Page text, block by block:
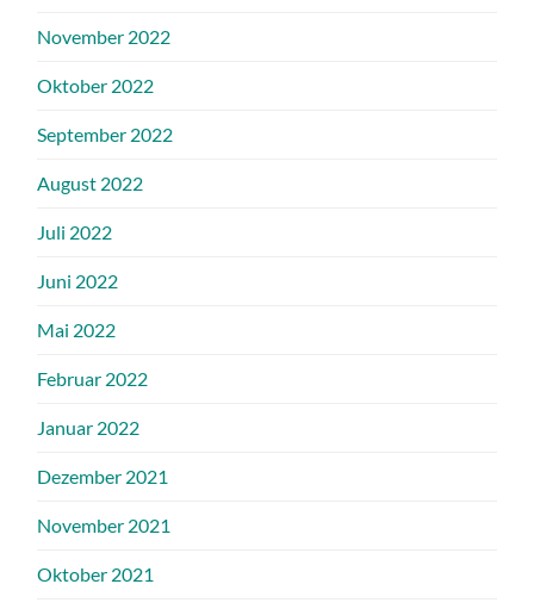
November 2022
Oktober 2022
September 2022
August 2022
Juli 2022
Juni 2022
Mai 2022
Februar 2022
Januar 2022
Dezember 2021
November 2021
Oktober 2021